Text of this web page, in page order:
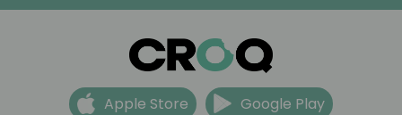
Apple Store Google Play